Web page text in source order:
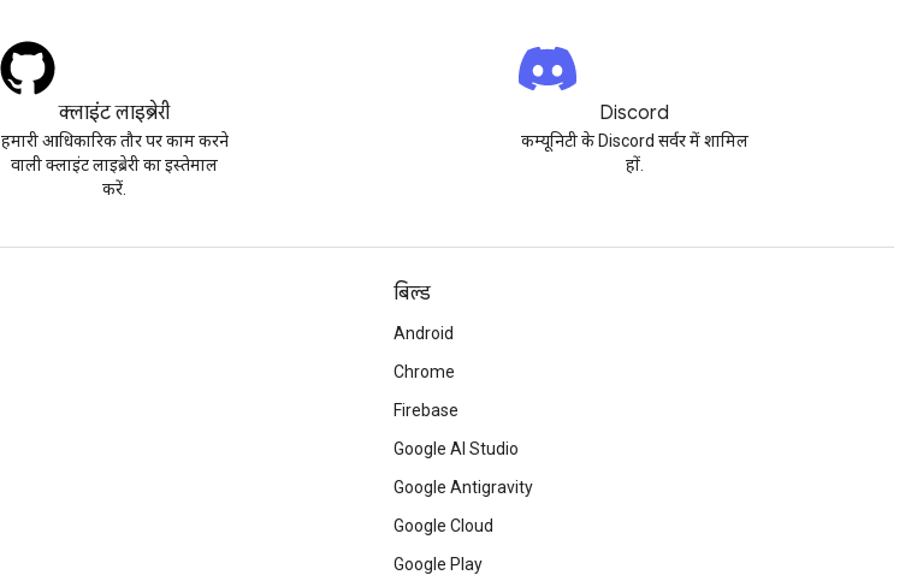
क्लाइंट लाइब्रेरी
हमारी आधिकारिक तौर पर काम करने
वाली क्लाइंट लाइब्रेरी का इस्तेमाल
करें.
Discord
कम्यूनिटी के Discord सर्वर में शामिल
हों.
बिल्ड
Android
Chrome
Firebase
Google AI Studio
Google Antigravity
Google Cloud
Google Play